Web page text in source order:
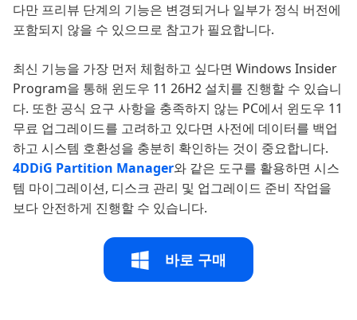
다만 프리뷰 단계의 기능은 변경되거나 일부가 정식 버전에
포함되지 않을 수 있으므로 참고가 필요합니다.
최신 기능을 가장 먼저 체험하고 싶다면 Windows Insider
Program을 통해 윈도우 11 26H2 설치를 진행할 수 있습니
다. 또한 공식 요구 사항을 충족하지 않는 PC에서 윈도우 11
무료 업그레이드를 고려하고 있다면 사전에 데이터를 백업
하고 시스템 호환성을 충분히 확인하는 것이 중요합니다.
4DDiG Partition Manager와 같은 도구를 활용하면 시스
템 마이그레이션, 디스크 관리 및 업그레이드 준비 작업을
보다 안전하게 진행할 수 있습니다.
바로 구매